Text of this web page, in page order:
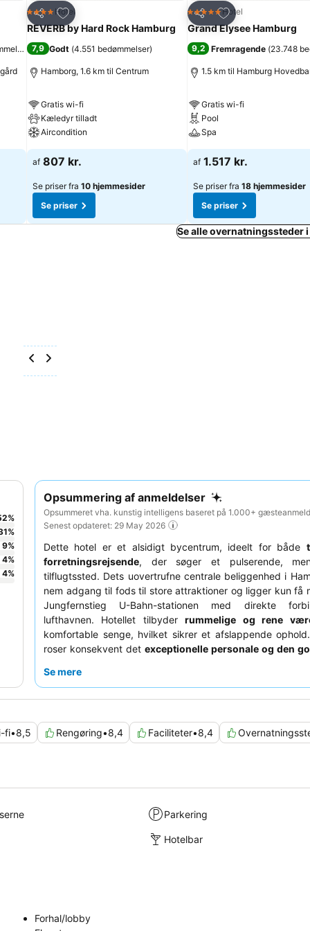
)
Del
Føj til favoritter
4 StjernerHotel
REVERB by Hard Rock Hamburg
7,9 Godt (4.551 bedømmelser)
Hamborg, 1.6 km til Centrum
Gratis wi-fi
Kæledyr tilladt
Aircondition
af 807 kr.
Se priser fra 10 hjemmesider
Se priser
Del
Føj til favoritter
5 StjernerHotel
Grand Elysee Hamburg
9,2 Fremragende (23.748
1.5 km til Hamburg
Gratis wi-fi
Pool
Spa
af 1.517 kr.
Se priser fra 18 hjemmesider
Se priser
Se alle overnatningssteder
Opsummering af anmeldelser
Opsummeret vha. kunstig intelligens baseret på 1.000+
Senest opdateret: 29 May 2026
Dette hotel er et alsidigt bycentrum, ideelt for både
forretningsrejsende, der søger et pulserende,
tilflugtssted. Dets uovertrufne centrale beliggenhed i
nem adgang til fods til store attraktioner og ligger kun få
Jungfernstieg U-Bahn-stationen med direkte
lufthavnen. Hotellet tilbyderrummelige og rene
komfortable senge, hvilket sikrer et afslappende
roser konsekvent det exceptionelle personale og den
rolig oplevelse bør gæster anmode om et værelse
Se mere
fi•8,5 Rengøring•8,4 Faciliteter•8,4
%
%
9%
4%
4%
Parkering
Hotelbar
Forhal/lobby